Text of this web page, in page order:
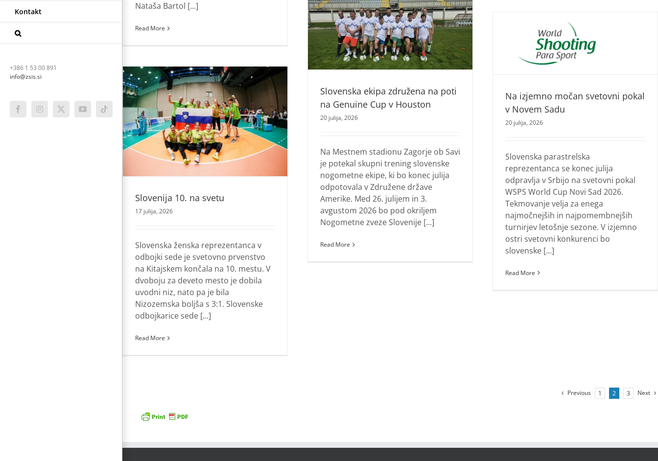
Kontakt
+386 1 53 00 891
info@zsis.si
FacebookInstagram
X YouTubeTiktok
Nataša Bartol [...]
Read MoreSlovenska ekipa združena
Specialna olimpijada
Slovenska ekipa združena na poti
na Genuine Cup v Houston
20 julija, 2026
Na Mestnem stadionu Zagorje ob Savi
je potekal skupni trening slovenske
nogometne ekipe, ki bo konec julija
odpotovala v Združene države
Amerike. Med 26. julijem in 3.
avgustom 2026 bo pod okriljem
Nogometne zveze Slovenije [...]
Read More
Na izjemno močan
svetovni pokal v Novem
Sadu
Na izjemno močan svetovni pokal
v Novem Sadu
20 julija, 2026
Slovenska parastrelska
reprezentanca se konec julija
odpravlja v Srbijo na svetovni pokal
WSPS World Cup Novi Sad 2026.
Tekmovanje velja za enega
najmočnejših in najpomembnejših
turnirjev letošnje sezone. V izjemno
ostri svetovni konkurenci bo
slovenske [...]
Read More
Slovenija 10. na svetu
17 julija, 2026
Slovenska ženska reprezentanca v
odbojki sede je svetovno prvenstvo
na Kitajskem končala na 10. mestu. V
dvoboju za deveto mesto je dobila
uvodni niz, nato pa je bila
Nizozemska boljša s 3:1. Slovenske
odbojkarice sede [...]
Read More
Previous 1 2 3 Next